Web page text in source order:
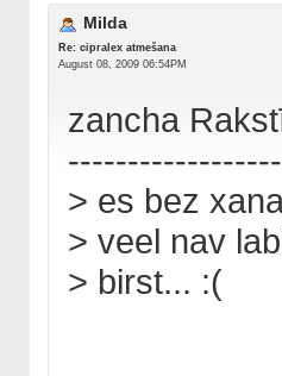
Milda
Re: cipralex atmešana
August 08, 2009 06:54PM
zancha
> es bez
> veel nav
> birst... :(